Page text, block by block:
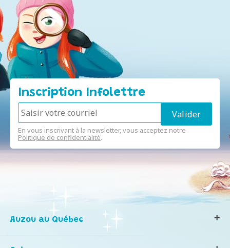
Inscription Infolettre
En vous inscrivant à la newsletter, vous acceptez notre
Politique de confidentialité.
Auzou au Québec